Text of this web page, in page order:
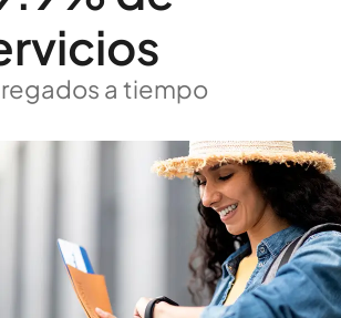
a tiempo